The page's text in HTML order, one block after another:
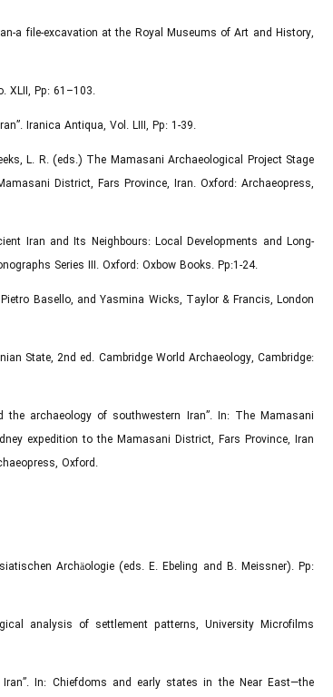
a file-excavation at the Royal Museums of Art and History,
XLII, Pp: 61–103.
Iranica Antiqua, Vol. LIII, Pp: 1-39.
L. R. (eds.) The Mamasani Archaeological Project Stage
District, Fars Province, Iran. Oxford: Archaeopress,
Iran and Its Neighbours: Local Developments and Long-
Series III. Oxford: Oxbow Books. Pp:1-24.
Basello, and Yasmina Wicks, Taylor & Francis, London
State, 2nd ed. Cambridge World Archaeology, Cambridge:
archaeology of southwestern Iran”. In: The Mamasani
expedition to the Mamasani District, Fars Province, Iran
Oxford.
Archäologie (eds. E. Ebeling and B. Meissner). Pp:
analysis of settlement patterns, University Microfilms
In: Chiefdoms and early states in the Near East—the